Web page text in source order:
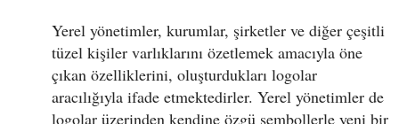
Yerel yönetimler, kurumlar, şirketler ve diğer çeşitli
tüzel kişiler varlıklarını özetlemek amacıyla öne
çıkan özelliklerini, oluşturdukları logolar
aracılığıyla ifade etmektedirler. Yerel yönetimler de
logolar üzerinden kendine özgü sembollerle yeni bir